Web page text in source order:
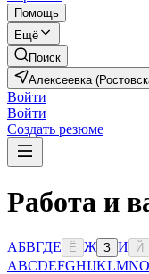
Помощь
Ещё
Поиск
Алексеевка
Войти
Войти
Создать резюме
Работа и
АБВГДЕ Ё Ж З И Й
ABCDEFGHIJKLMNO